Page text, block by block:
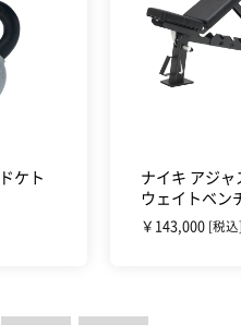
ケト
ナイキ アジャ
ウェイトベン
￥143,000 [税込]